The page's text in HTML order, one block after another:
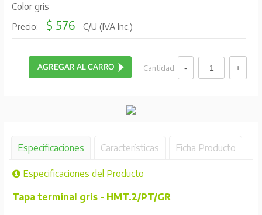
Color gris
Precio: $ 576 C/U (IVA Inc.)
Cantidad:
Especificaciones Características Ficha Producto
Especificaciones del Producto
Tapa terminal gris - HMT.2/PT/GR